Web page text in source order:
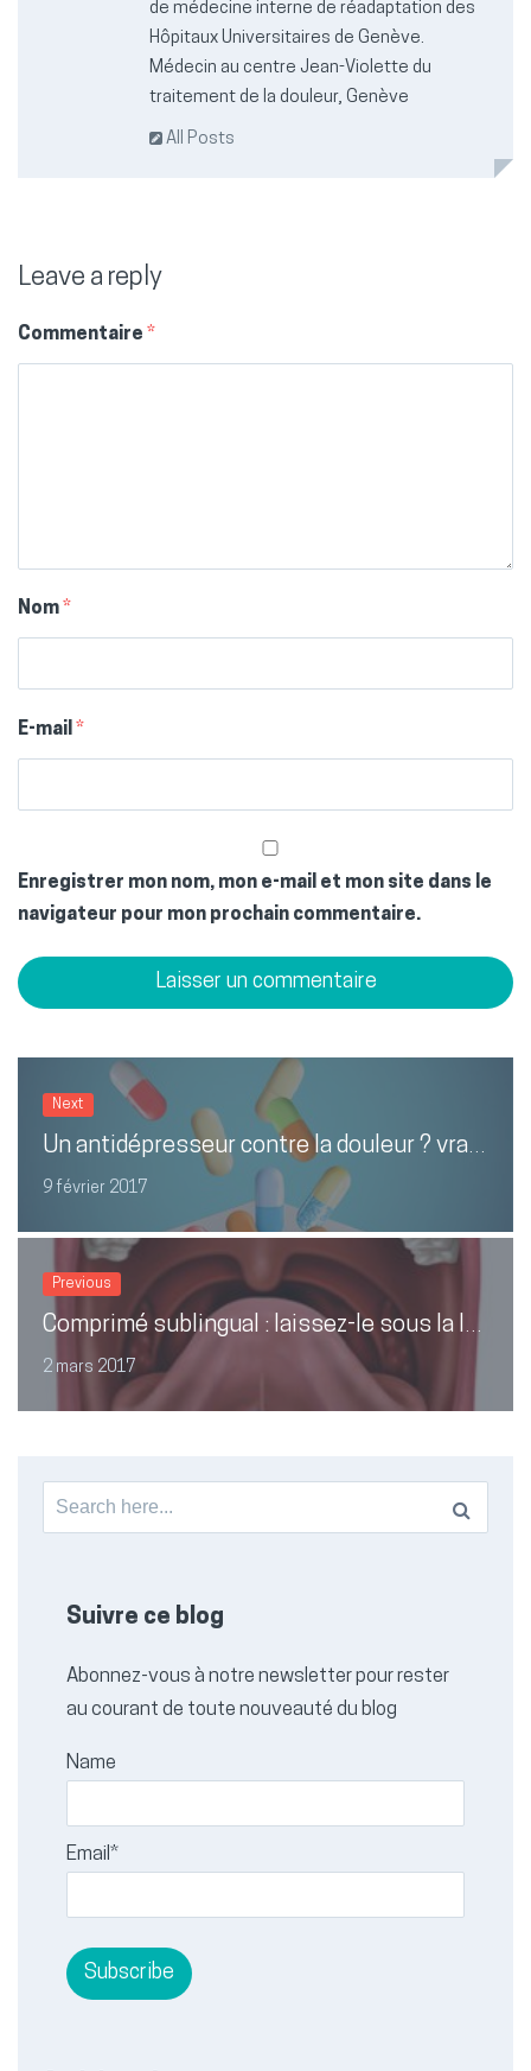
de médecine interne de réadaptation des
Hôpitaux Universitaires de Genève.
Médecin au centre Jean-Violette du
traitement de la douleur, Genève
All Posts
Leave a reply
Commentaire *
Nom *
E-mail *
Enregistrer mon nom, mon e-mail et mon site dans le
navigateur pour mon prochain commentaire.
Next
Un antidépresseur contre la douleur ? vraiment docteur?
9 février 2017
Previous
Comprimé sublingual : laissez-le sous la langue
2 mars 2017
Search
for:
Suivre ce blog
Abonnez-vous à notre newsletter pour rester
au courant de toute nouveauté du blog
Name
Email*